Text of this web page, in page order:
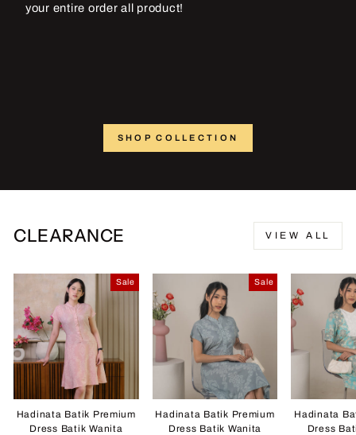
your entire order all product!
SHOP COLLECTION
CLEARANCE VIEW ALL
Sale
Hadinata Batik Premium
Dress Batik Wanita
Sale
Hadinata Batik Premium
Dress Batik Wanita
Hadinata
Dress